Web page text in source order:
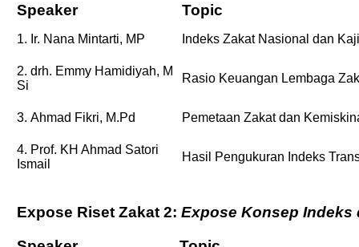
Speaker
Topic
1. Ir. Nana Mintarti, MP Indeks Zakat Nasional dan
2. drh. Emmy Hamidiyah, M
Si
Rasio Keuangan Lembaga
3. Ahmad Fikri, M.Pd Pemetaan Zakat dan
4. Prof. KH Ahmad Satori
Ismail
Hasil Pengukuran Indeks
Expose Riset Zakat 2: Expose Konsep Indeks